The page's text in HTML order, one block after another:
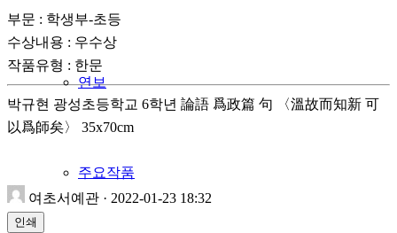
연보
주요작품
부문 : 학생부-초등
수상내용 : 우수상
작품유형 : 한문
박규현 광성초등학교 6학년 論語 爲政篇 句 〈溫故而知新 可
以爲師矣〉 35x70cm
여초서예관 · 2022-01-23 18:32
인쇄